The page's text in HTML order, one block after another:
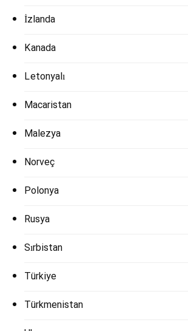
İzlanda
Kanada
Letonyalı
Macaristan
Malezya
Norveç
Polonya
Rusya
Sırbistan
Türkiye
Türkmenistan